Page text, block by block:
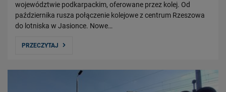
województwie podkarpackim, oferowane przez kolej. Od
października rusza połączenie kolejowe z centrum Rzeszowa
do lotniska w Jasionce. Nowe…
PRZECZYTAJ